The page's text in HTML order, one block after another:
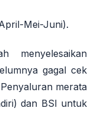
Mei-Juni).
menyelesaikan
gagal cek
merata
dan BSI untuk